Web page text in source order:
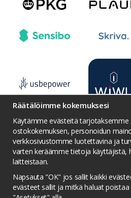
Ehdot Yhteydenotto
Twitter
YouTube
Palkintojen metsästys
Räätälöimme kokemuksesi
Käytämme evästeitä tarjotaksemme
ostokokemuksen, personoidun
verkkosivustomme luotettavina ja
varten keräämme tietoja käyttäjistä,
laitteistaan.
Napsauta "OK" jos sallit kaikki
evästeet sallit ja mitkä haluat